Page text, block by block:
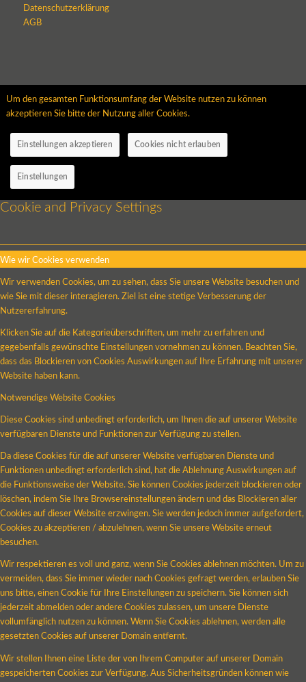
Datenschutzerklärung
AGB
Um den gesamten Funktionsumfang der Website nutzen zu können
akzeptieren Sie bitte der Nutzung aller Cookies.
Einstellungen akzeptieren Cookies nicht erlauben
Einstellungen
Cookie and Privacy Settings
Wie wir Cookies verwenden
Wir verwenden Cookies, um zu sehen, dass Sie unsere Website besuchen und
wie Sie mit dieser interagieren. Ziel ist eine stetige Verbesserung der
Nutzererfahrung.
Klicken Sie auf die Kategorieüberschriften, um mehr zu erfahren und
gegebenfalls gewünschte Einstellungen vornehmen zu können. Beachten Sie,
dass das Blockieren von Cookies Auswirkungen auf Ihre Erfahrung mit unserer
Website haben kann.
Notwendige Website Cookies
Diese Cookies sind unbedingt erforderlich, um Ihnen die auf unserer Website
verfügbaren Dienste und Funktionen zur Verfügung zu stellen.
Da diese Cookies für die auf unserer Website verfügbaren Dienste und
Funktionen unbedingt erforderlich sind, hat die Ablehnung Auswirkungen auf
die Funktionsweise der Website. Sie können Cookies jederzeit blockieren oder
löschen, indem Sie Ihre Browsereinstellungen ändern und das Blockieren aller
Cookies auf dieser Website erzwingen. Sie werden jedoch immer aufgefordert,
Cookies zu akzeptieren / abzulehnen, wenn Sie unsere Website erneut
besuchen.
Wir respektieren es voll und ganz, wenn Sie Cookies ablehnen möchten. Um zu
vermeiden, dass Sie immer wieder nach Cookies gefragt werden, erlauben Sie
uns bitte, einen Cookie für Ihre Einstellungen zu speichern. Sie können sich
jederzeit abmelden oder andere Cookies zulassen, um unsere Dienste
vollumfänglich nutzen zu können. Wenn Sie Cookies ablehnen, werden alle
gesetzten Cookies auf unserer Domain entfernt.
Wir stellen Ihnen eine Liste der von Ihrem Computer auf unserer Domain
gespeicherten Cookies zur Verfügung. Aus Sicherheitsgründen können wie